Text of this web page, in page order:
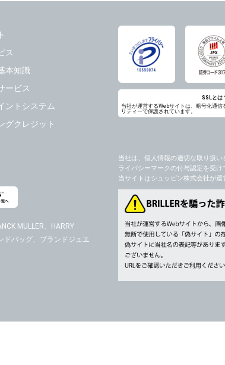
ス
本知識
ービス
ントシステム
グクレジット
MULLER、HARRY
ドバッグ、ブランドジュエ
SSLとは
当社が運営するWebサイトは、暗号化通
リティーで保護されています。
当社は、個人情報の適切な取り扱
ライバシーマークの付与認定を受け
当サイトはシュッピン株式会社が運